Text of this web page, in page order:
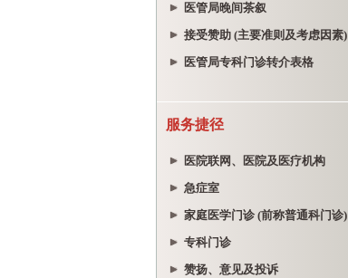
医管局晚间茶叙
接受赞助 (主要准则及考虑因素)
医管局专科门诊转介表格
服务捷径
医院联网、医院及医疗机构
急症室
家庭医学门诊 (前称普通科门诊)
专科门诊
赞扬、意见及投诉